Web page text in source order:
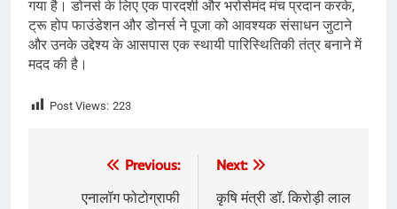
गया है। डोनर्स के लिए एक पारदर्शी और भरोसेमंद मंच प्रदान करके,
ट्रू होप फाउंडेशन और डोनर्स ने पूजा को आवश्यक संसाधन जुटाने
और उनके उद्देश्य के आसपास एक स्थायी पारिस्थितिकी तंत्र बनाने में
मदद की है।
Post Views: 223
navigation
Previous:
एनालॉग फोटोग्राफी
Next:
कृषि मंत्री डॉ. किरोड़ी लाल